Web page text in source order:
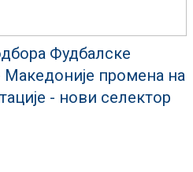
Фудбалске
Македоније промена на
- нови селектор